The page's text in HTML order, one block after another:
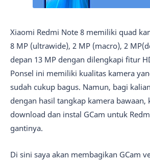
Xiaomi Redmi Note 8 memiliki quad
8 MP (ultrawide), 2 MP (macro), 2
depan 13 MP dengan dilengkapi fitur
Ponsel ini memiliki kualitas kamera
sudah cukup bagus. Namun, bagi
dengan hasil tangkap kamera bawaan,
download dan instal GCam untuk
gantinya.
Di sini saya akan membagikan GCam